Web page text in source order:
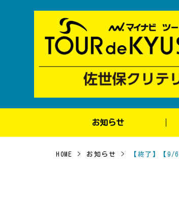
お知らせ
HOME > お知らせ > 【終了】【9/